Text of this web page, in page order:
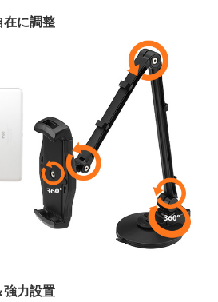
在に調整
強力設置